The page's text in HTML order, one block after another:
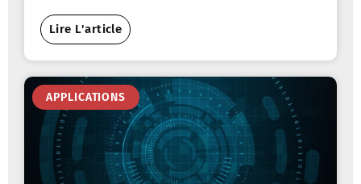
Lire L'article
APPLICATIONS